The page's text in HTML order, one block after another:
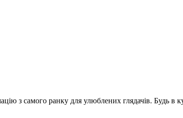
з самого ранку для улюблених глядачів. Будь в